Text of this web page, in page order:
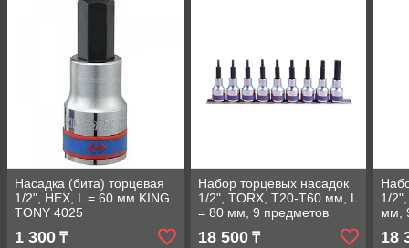
Насадка (бита) торцевая
1/2", HEX, L = 60 мм KING
TONY 4025
1 300 ₸
Набор торцевых насадок
1/2", TORX, Т20-Т60 мм, L
= 80 мм, 9 предметов
KING TONY 4119PR10
18 500₸
1/
мм,
18